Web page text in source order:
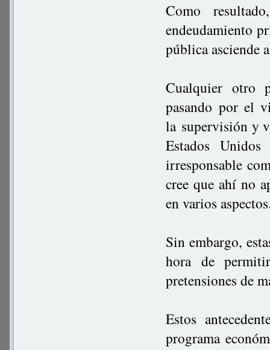
Como
endeudamiento
pública asciende
Cualquier otro
pasando por el
la supervisión y
Estados
irresponsable
cree que ahí no
en varios
Sin embargo,
hora de
pretensiones de
Estos
programa